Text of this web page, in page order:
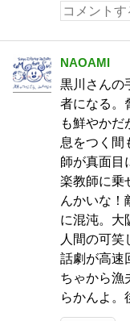
NAOAMI
黒川さんの
者になる。
も鮮やかだ
息をつく間
師が真面目
楽教師に乗
んかいな！
に混沌。大
人間の可笑
話劇が高速
ちゃから漁
らかんよ。